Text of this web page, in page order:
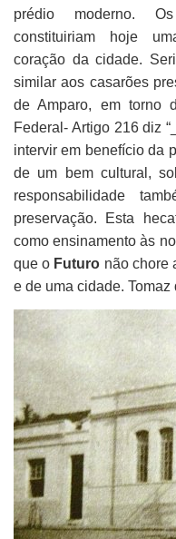
prédio moderno.
constituiriam hoje
coração da cidade.
similar aos casarões
de Amparo, em torno
Federal- Artigo 216 diz
intervir em benefício da
de um bem cultural,
responsabilidade
preservação. Esta
como ensinamento às
que o Futuro não chore
e de uma cidade.